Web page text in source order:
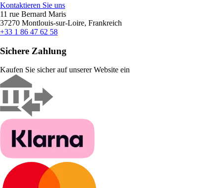
Kontaktieren Sie uns
11 rue Bernard Maris
37270 Montlouis-sur-Loire, Frankreich
+33 1 86 47 62 58
Sichere Zahlung
Kaufen Sie sicher auf unserer Website ein